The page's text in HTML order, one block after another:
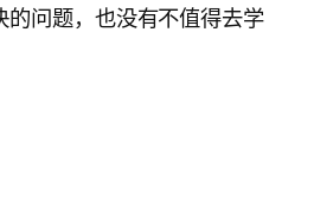
的问题，也没有不值得去学